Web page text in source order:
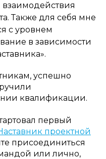
взаимодействия
Также для себя мне
с уровнем
в зависимости
успешно
квалификации.
первый
проектной
присоединиться
или лично,